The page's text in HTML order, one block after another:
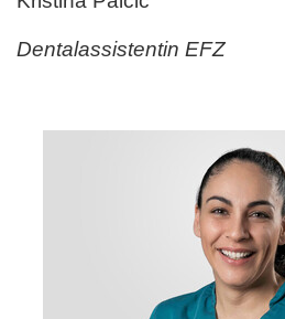
Dentalassistentin EFZ